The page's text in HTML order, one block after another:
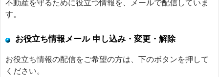
不動産を守るために役立つ情報を、メールで配信していま
す。
お役立ち情報メール 申し込み・変更・解除
お役立ち情報の配信をご希望の方は、下のボタンを押して
ください。